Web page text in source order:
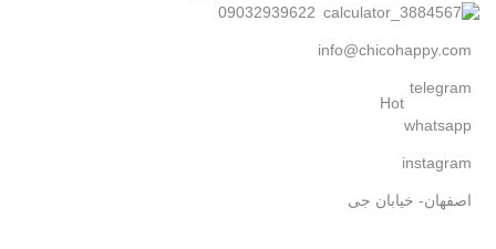
09032939622
info@chicohappy.com
telegram
whatsapp
Hot
instagram
اصفهان- خیابان جی